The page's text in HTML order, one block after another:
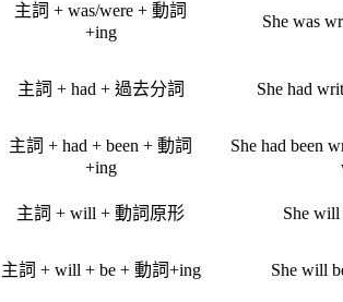
主詞 + was/were + 動詞
+ing
She was
主詞 + had + 過去分詞 She had
主詞 + had + been + 動詞
+ing
She had been
主詞 + will + 動詞原形 She
主詞 + will + be + 動詞+ing She will